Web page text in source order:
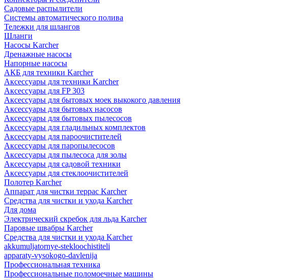
Садовые распылители
Системы автоматического полива
Тележки для шлангов
Шланги
Насосы Karcher
Дренажные насосы
Напорные насосы
АКБ для техники Karcher
Аксессуары для техники Karcher
Аксессуары для FP 303
Аксессуары для бытовых моек выкокого давления
Аксессуары для бытовых насосов
Аксессуары для бытовых пылесосов
Аксессуары для гладильных комплектов
Аксессуары для пароочистителей
Аксессуары для паропылесосов
Аксессуары для пылесоса для золы
Аксессуары для садовой техники
Аксессуары для стеклоочистителей
Полотер Karcher
Аппарат для чистки террас Karcher
Средства для чистки и ухода Karcher
Для дома
Электрический скребок для льда Karcher
Паровые швабры Karcher
Средства для чистки и ухода Karcher
akkumuljatornye-stekloochistiteli
apparaty-vysokogo-davlenija
Профессиональная техника
Профессиональные поломоечные машины